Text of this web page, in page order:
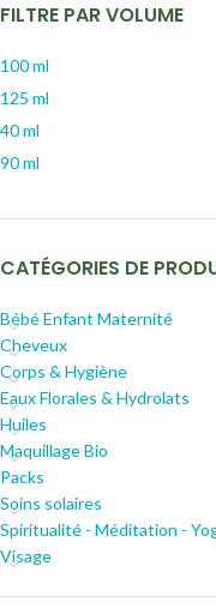
FILTRE PAR VOLUME
100 ml
125 ml
40 ml
90 ml
CATÉGORIES DE
Bébé Enfant Maternité
Cheveux
Corps & Hygiène
Eaux Florales & Hydrolats
Huiles
Maquillage Bio
Packs
Soins solaires
Spiritualité - Méditation -
Visage